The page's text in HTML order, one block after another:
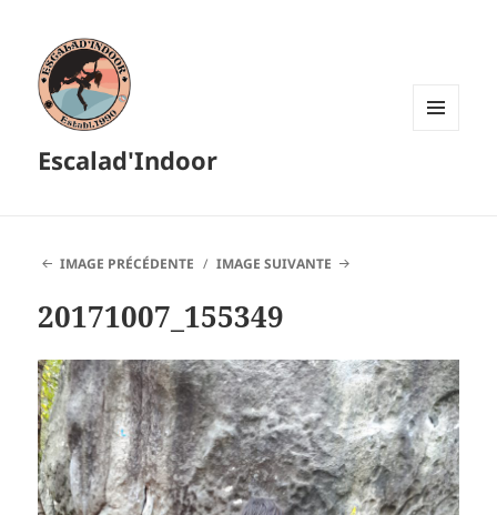
Escalad'Indoor
IMAGE PRÉCÉDENTE IMAGE SUIVANTE
20171007_155349